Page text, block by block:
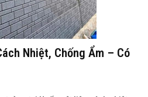
Nhiệt, Chống Ẩm – Có